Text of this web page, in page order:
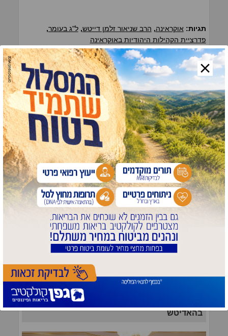
תגיות: אוקראינה, הרב שניאור זלמן דייטש,ל"ג בעומר,
פדרציית הקהילות היהודיות באוקראינה
רוצה לקבל ראשון את העדכונים
החמים? לחצו כאן
כתבות נוספות שיעניינו אותך:
שלוחים באוקראינה הגיעו לחזק את השליח
בהאדיטש